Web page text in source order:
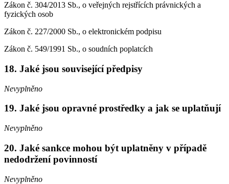
Zákon č. 304/2013 Sb., o veřejných rejstřících právnických a
fyzických osob
Zákon č. 227/2000 Sb., o elektronickém podpisu
Zákon č. 549/1991 Sb., o soudních poplatcích
18. Jaké jsou související předpisy
Nevyplněno
19. Jaké jsou opravné prostředky a jak se uplatňují
Nevyplněno
20. Jaké sankce mohou být uplatněny v případě
nedodržení povinností
Nevyplněno